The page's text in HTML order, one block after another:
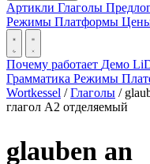
Артикли Глаголы
Режимы Платформы
Почему работает Демо
Грамматика Режимы
Wortkessel / Глаголы /
глагол A2 отделяемый
glauben an